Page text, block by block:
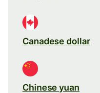
Canadese dollar
Chinese yuan